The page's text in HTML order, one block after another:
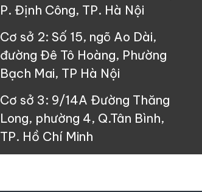
P. Định Công, TP. Hà Nội
Cơ sở 2: Số 15, ngõ Ao Dài,
đường Đê Tô Hoàng, Phường
Bạch Mai, TP Hà Nội
Cơ sở 3: 9/14A Đường Thăng
Long, phường 4, Q.Tân Bình,
TP. Hồ Chí Minh